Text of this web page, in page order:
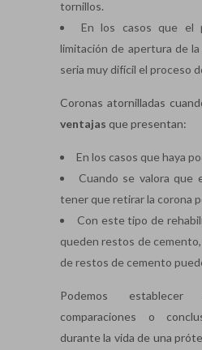
tornillos.
En los casos que el
limitación de apertura de la
seria muy difícil el proceso
Coronas atornilladas
ventajas que presentan:
En los casos que haya
Cuando se valora que
tener que retirar la corona
Con este tipo de
queden restos de
de restos de cemento
Podemos
comparaciones o
durante la vida de una